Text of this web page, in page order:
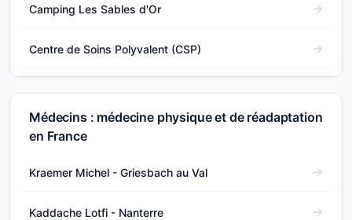
Camping Les Sables d'Or
Centre de Soins Polyvalent (CSP)
Médecins : médecine physique et de réadaptation
en France
Kraemer Michel - Griesbach au Val
Kaddache Lotfi - Nanterre